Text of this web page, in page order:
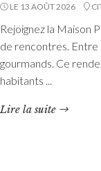
Etang du
La baignade est
nautiques. La
LE 13 AOÛT 2026
Rejoignez la Maison
de rencontres.
gourmands. Ce
habitants ...
Lire la suite